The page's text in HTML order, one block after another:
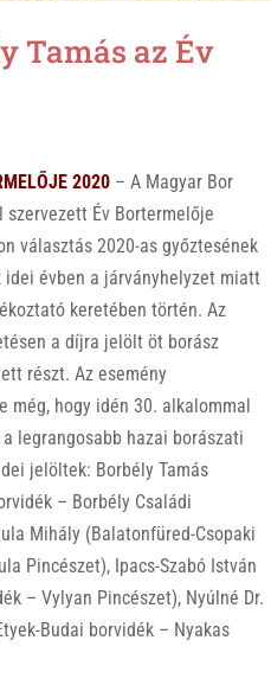
Tamás az Év
2020 – A Magyar Bor
szervezett Év Bortermelője
választás 2020-as győztesének
idei évben a járványhelyzet miatt
keretében történ. Az
a díjra jelölt öt borász
részt. Az esemény
még, hogy idén 30. alkalommal
legrangosabb hazai borászati
jelöltek: Borbély Tamás
– Borbély Családi
Mihály (Balatonfüred-Csopaki
Pincészet), Ipacs-Szabó István
– Vylyan Pincészet), Nyúlné Dr.
Budai borvidék – Nyakas